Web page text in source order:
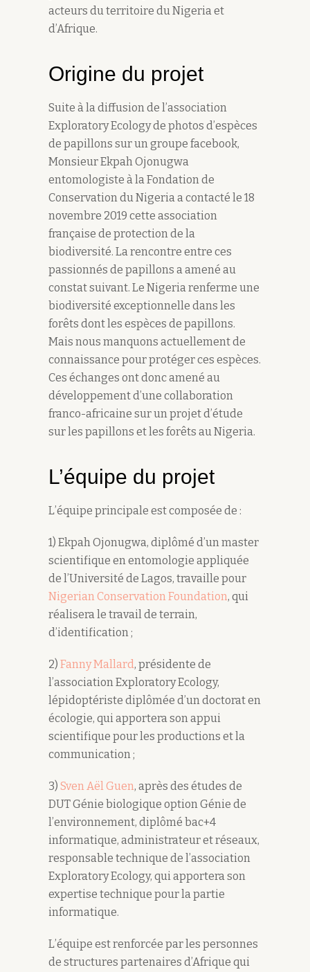
acteurs du territoire du Nigeria et
d’Afrique.
Origine du projet
Suite à la diffusion de l’association
Exploratory Ecology de photos d’espèces
de papillons sur un groupe facebook,
Monsieur Ekpah Ojonugwa
entomologiste à la Fondation de
Conservation du Nigeria a contacté le 18
novembre 2019 cette association
française de protection de la
biodiversité. La rencontre entre ces
passionnés de papillons a amené au
constat suivant. Le Nigeria renferme une
biodiversité exceptionnelle dans les
forêts dont les espèces de papillons.
Mais nous manquons actuellement de
connaissance pour protéger ces espèces.
Ces échanges ont donc amené au
développement d’une collaboration
franco-africaine sur un projet d’étude
sur les papillons et les forêts au Nigeria.
L’équipe du projet
L’équipe principale est composée de :
1) Ekpah Ojonugwa, diplômé d’un master
scientifique en entomologie appliquée
de l’Université de Lagos, travaille pour
Nigerian Conservation Foundation, qui
réalisera le travail de terrain,
d’identification ;
2) Fanny Mallard , présidente de
l’association Exploratory Ecology,
lépidoptériste diplômée d’un doctorat en
écologie, qui apportera son appui
scientifique pour les productions et la
communication ;
3) Sven Aël Guen, après des études de
DUT Génie biologique option Génie de
l’environnement, diplômé bac+4
informatique, administrateur et réseaux,
responsable technique de l’association
Exploratory Ecology, qui apportera son
expertise technique pour la partie
informatique.
L’équipe est renforcée par les personnes
de structures partenaires d’Afrique qui